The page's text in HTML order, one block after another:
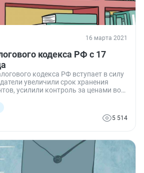
16 марта 2021
кодекса РФ с 17
кодекса РФ вступает в силу
увеличили срок хранения
усилили контроль за ценами во
действий специалистов ФНС
дали доступ к банковской тайне.5 514